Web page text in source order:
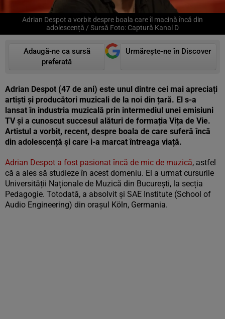
Adrian Despot a vorbit despre boala care îl macină încă din
adolescență / Sursă Foto: Captură Kanal D
Adaugă-ne ca sursă
preferată
Urmărește-ne în Discover
Adrian Despot (47 de ani) este unul dintre cei mai apreciați
artiști și producători muzicali de la noi din țară. El s-a
lansat în industria muzicală prin intermediul unei emisiuni
TV și a cunoscut succesul alături de formația Vița de Vie.
Artistul a vorbit, recent, despre boala de care suferă încă
din adolescență și care i-a marcat întreaga viață.
Adrian Despot a fost pasionat încă de mic de muzică, astfel
că a ales să studieze în acest domeniu. El a urmat cursurile
Universității Naționale de Muzică din București, la secția
Pedagogie. Totodată, a absolvit și SAE Institute (School of
Audio Engineering) din orașul Köln, Germania.